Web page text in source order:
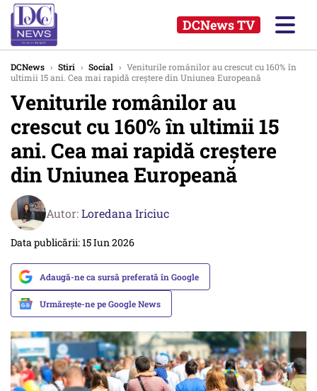
DCNews TV
DCNews › Stiri › Social › Veniturile românilor au crescut cu 160% în
ultimii 15 ani. Cea mai rapidă creştere din Uniunea Europeană
Veniturile românilor au
crescut cu 160% în ultimii 15
ani. Cea mai rapidă creştere
din Uniunea Europeană
Autor:Loredana Iriciuc
Data publicării: 15 Iun 2026
Adaugă-ne ca sursă preferată în Google
Urmărește-ne pe Google News